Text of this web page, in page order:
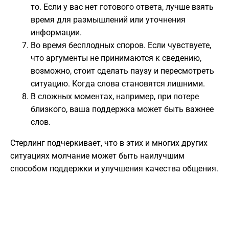
то. Если у вас нет готового ответа, лучше взять
время для размышлений или уточнения
информации.
Во время бесплодных споров. Если чувствуете,
что аргументы не принимаются к сведению,
возможно, стоит сделать паузу и пересмотреть
ситуацию. Когда слова становятся лишними.
В сложных моментах, например, при потере
близкого, ваша поддержка может быть важнее
слов.
Стерлинг подчеркивает, что в этих и многих других
ситуациях молчание может быть наилучшим
способом поддержки и улучшения качества общения.